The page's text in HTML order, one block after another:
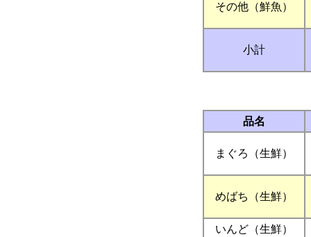
その他（鮮魚）
小計
品名
まぐろ（生鮮）
めばち（生鮮）
いんど（生鮮）